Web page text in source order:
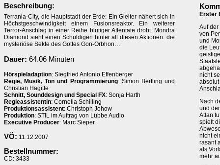
Beschreibung:
Terrania-City, die Hauptstadt der Erde: Ein Gleiter nähert sich in
Höchstgeschwindigkeit einem Fusionsreaktor. Ein weiterer
Terror-Anschlag in einer Reihe blutiger Attentate droht. Mondra
Diamond sieht einen Schuldigen hinter all diesen Aktionen: die
mysteriöse Sekte des Gottes Gon-Orbhon…
Dauer: 64.06 Minuten
Hörspieladaption: Siegfried Antonio Effenberger
Regie, Musik, Ton und Programmierung: Simon Bertling und
Christian Hagitte
Schnitt, Sounddesign und Special FX: Sonja Harth
Regieassistentin: Cornelia Schilling
Produktionsassistent: Christoph Johow
Produktion: STIL im Auftrag von Lübbe Audio
Executive Producer: Marc Sieper
VÖ: 11.12.2007
Bestellnummer:
CD: 3433
Erster
Auf
von
und
die
nicht
Nach
und
Atlan
spielt
nicht
rasant
als
mehr